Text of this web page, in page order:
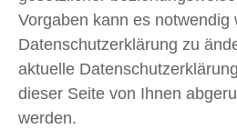
Vorgaben kann es notwendig
Datenschutzerklärung zu
aktuelle
dieser Seite von Ihnen
werden.